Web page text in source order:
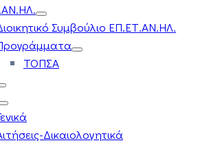
Συμβούλιο ΕΠ.ΕΤ.ΑΝ.ΗΛ.
ΤΟΠΣΑ
Δικαιολογητικά